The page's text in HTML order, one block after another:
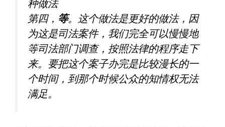
种做法
第四， 等。这个做法是更好的做法，因
为这是司法案件，我们完全可以慢慢地
等司法部门调查，按照法律的程序走下
来。要把这个案子办完是比较漫长的一
个时间，到那个时候公众的知情权无法
满足。